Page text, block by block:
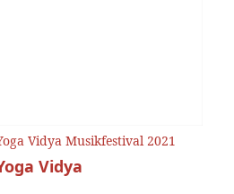
Vidya Musikfestival 2021
Vidya